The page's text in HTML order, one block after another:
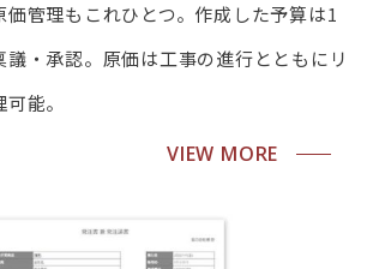
価管理もこれひとつ。作成した予算は1
議・承認。原価は工事の進行とともにリ
能。
VIEW MORE